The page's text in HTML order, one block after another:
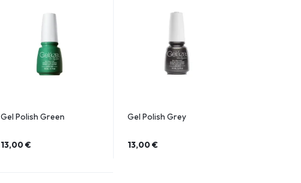
Gel Polish Green
13,00€
Gel Polish Grey
13,00€